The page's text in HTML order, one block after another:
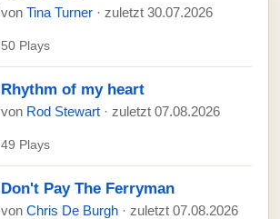
von Tina Turner · zuletzt 30.07.2026
50 Plays
Rhythm of my heart
von Rod Stewart · zuletzt 07.08.2026
49 Plays
Don't Pay The Ferryman
von Chris De Burgh · zuletzt 07.08.2026